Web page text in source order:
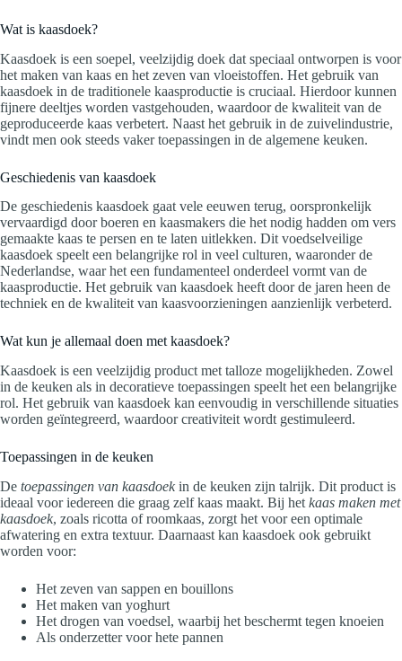
Wat is kaasdoek?
Kaasdoek is een soepel, veelzijdig doek dat speciaal ontworpen is voor
het maken van kaas en het zeven van vloeistoffen. Het gebruik van
kaasdoek in de traditionele kaasproductie is cruciaal. Hierdoor kunnen
fijnere deeltjes worden vastgehouden, waardoor de kwaliteit van de
geproduceerde kaas verbetert. Naast het gebruik in de zuivelindustrie,
vindt men ook steeds vaker toepassingen in de algemene keuken.
Geschiedenis van kaasdoek
De geschiedenis kaasdoek gaat vele eeuwen terug, oorspronkelijk
vervaardigd door boeren en kaasmakers die het nodig hadden om vers
gemaakte kaas te persen en te laten uitlekken. Dit voedselveilige
kaasdoek speelt een belangrijke rol in veel culturen, waaronder de
Nederlandse, waar het een fundamenteel onderdeel vormt van de
kaasproductie. Het gebruik van kaasdoek heeft door de jaren heen de
techniek en de kwaliteit van kaasvoorzieningen aanzienlijk verbeterd.
Wat kun je allemaal doen met kaasdoek?
Kaasdoek is een veelzijdig product met talloze mogelijkheden. Zowel
in de keuken als in decoratieve toepassingen speelt het een belangrijke
rol. Het gebruik van kaasdoek kan eenvoudig in verschillende situaties
worden geïntegreerd, waardoor creativiteit wordt gestimuleerd.
Toepassingen in de keuken
De toepassingen van kaasdoekin de keuken zijn talrijk. Dit product is
ideaal voor iedereen die graag zelf kaas maakt. Bij het kaas maken met
kaasdoek, zoals ricotta of roomkaas, zorgt het voor een optimale
afwatering en extra textuur. Daarnaast kan kaasdoek ook gebruikt
worden voor:
Het zeven van sappen en bouillons
Het maken van yoghurt
Het drogen van voedsel, waarbij het beschermt tegen knoeien
Als onderzetter voor hete pannen